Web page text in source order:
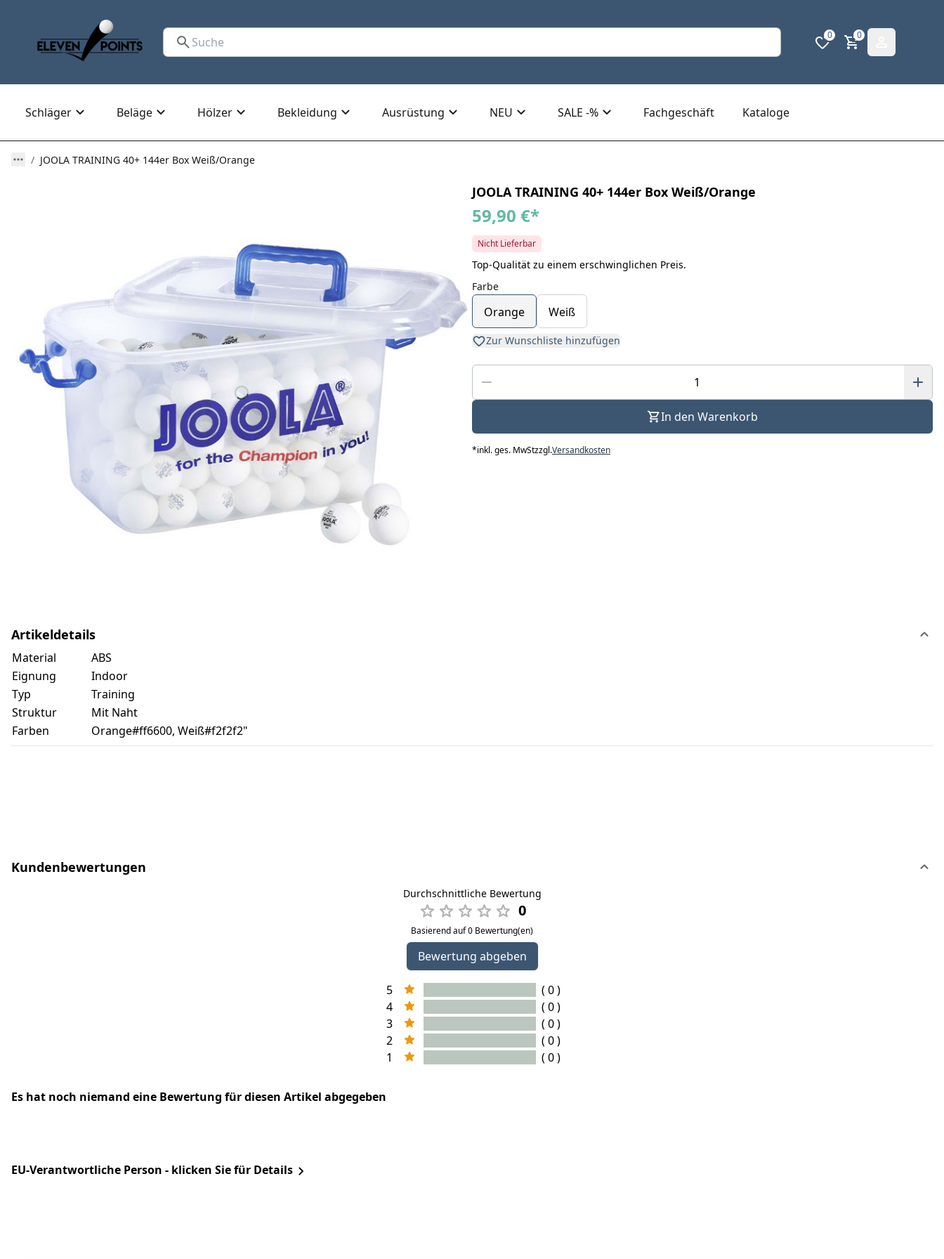
0 0
Schläger Beläge Hölzer Bekleidung Ausrüstung NEU SALE -% Fachgeschäft Kataloge
JOOLA TRAINING 40+ 144er Box Weiß/Orange
JOOLA TRAINING 40+ 144er Box Weiß/Orange
59,90 €*
Nicht Lieferbar
Top-Qualität zu einem erschwinglichen Preis.
Farbe
Orange Weiß
Zur Wunschliste hinzufügen
In den Warenkorb
*inkl. ges. MwStzzgl.Versandkosten
Artikeldetails
Material
ABS
Eignung
Indoor
Typ
Training
Struktur
Mit Naht
Farben
Orange#ff6600, Weiß#f2f2f2"
Kundenbewertungen
Durchschnittliche Bewertung
0
Basierend auf 0 Bewertung(en)
Bewertung abgeben
5
( 0 )
4
( 0 )
3
( 0 )
2
( 0 )
1
( 0 )
Es hat noch niemand eine Bewertung für diesen Artikel abgegeben
EU-Verantwortliche Person - klicken Sie für Details